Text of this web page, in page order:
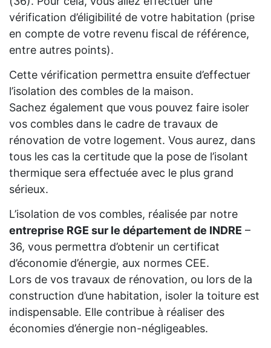
vérification d’éligibilité de votre habitation (prise
en compte de votre revenu fiscal de référence,
entre autres points).
Cette vérification permettra ensuite d’effectuer
l’isolation des combles de la maison.
Sachez également que vous pouvez faire isoler
vos combles dans le cadre de travaux de
rénovation de votre logement. Vous aurez, dans
tous les cas la certitude que la pose de l’isolant
thermique sera effectuée avec le plus grand
sérieux.
L’isolation de vos combles, réalisée par notre
entreprise RGE sur le département de INDRE –
36, vous permettra d’obtenir un certificat
d’économie d’énergie, aux normes CEE.
Lors de vos travaux de rénovation, ou lors de la
construction d’une habitation, isoler la toiture est
indispensable. Elle contribue à réaliser des
économies d’énergie non-négligeables.